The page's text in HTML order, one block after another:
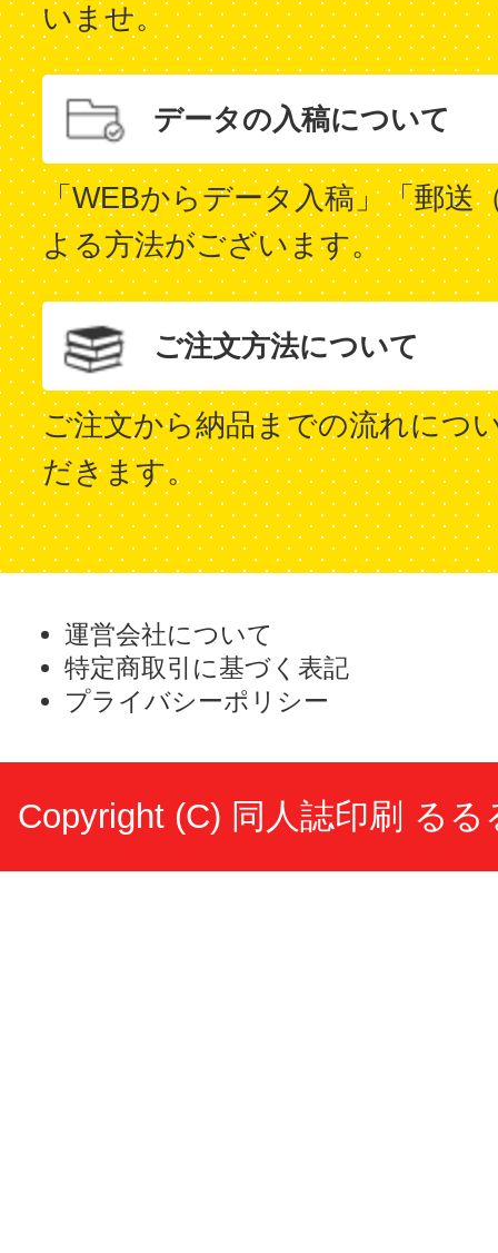
いませ。
データの入稿について
「WEBからデータ入稿」「郵送
よる方法がございます。
ご注文方法について
ご注文から納品までの流れにつ
だきます。
運営会社について
特定商取引に基づく表記
プライバシーポリシー
Copyright (C) 同人誌印刷 るる